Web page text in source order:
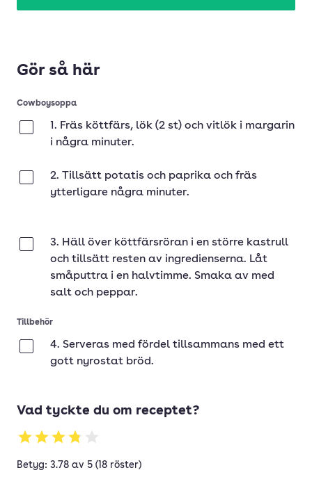
Gör så här
Cowboysoppa
1. Fräs köttfärs, lök (2 st) och vitlök i margarin
i några minuter.
2. Tillsätt potatis och paprika och fräs
ytterligare några minuter.
3. Häll över köttfärsröran i en större kastrull
och tillsätt resten av ingredienserna. Låt
småputtra i en halvtimme. Smaka av med
salt och peppar.
Tillbehör
4. Serveras med fördel tillsammans med ett
gott nyrostat bröd.
Vad tyckte du om receptet?
Betyg: 3.78 av 5 (18 röster)